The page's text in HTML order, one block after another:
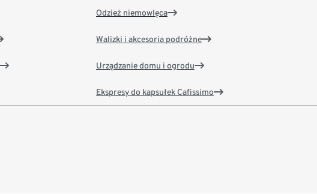
Odzież niemowlęca
Walizki i akcesoria podróżne
Urządzanie domu i ogrodu
Ekspresy do kapsułek Cafissimo